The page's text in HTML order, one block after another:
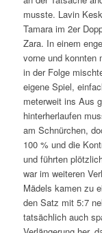
musste. Lavin
Tamara im 2er
Zara. In einem
vorne und konnten
in der Folge
eigene Spiel,
meterweit ins Aus
hinterherlaufen
am Schnürchen,
100 % und die
und führten
war im weiteren
Mädels kamen zu
den Satz mit 5:7
tatsächlich auch